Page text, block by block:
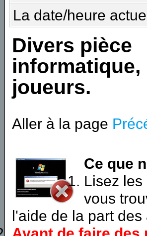
La date/heure
Divers pièce
informatique,
joueurs.
Aller à la page
Ce que
Lisez
vous
l'aide de la part